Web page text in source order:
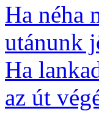
Ha néha
utánunk
Ha
az út